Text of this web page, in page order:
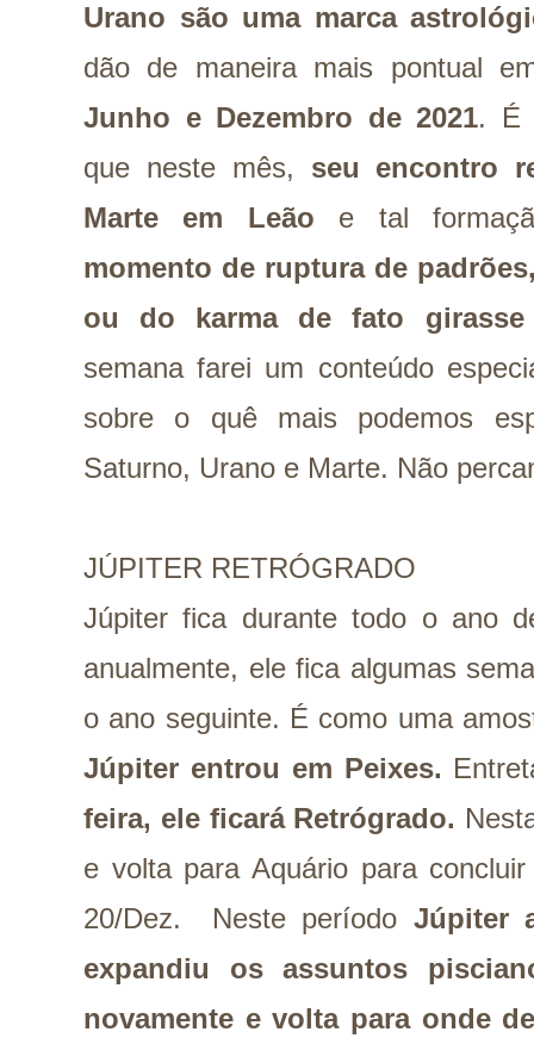
Urano são uma marca
dão de maneira mais pontual
Junho e Dezembro de 2021. É
que neste mês, seu encontro
Marte em Leão e tal
momento de ruptura de
ou do karma de fato
semana farei um conteúdo
sobre o quê mais podemos
Saturno, Urano e Marte. Não
JÚPITER RETRÓGRADO
Júpiter fica durante todo o ano
anualmente, ele fica algumas
o ano seguinte. É como uma
Júpiter entrou em Peixes.
feira, ele ficará Retrógrado.
e volta para Aquário para
20/Dez. Neste período Júpiter
expandiu os assuntos
novamente e volta para onde